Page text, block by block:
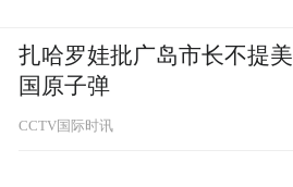
扎哈罗娃批广岛市长不提美
国原子弹
CCTV国际时讯